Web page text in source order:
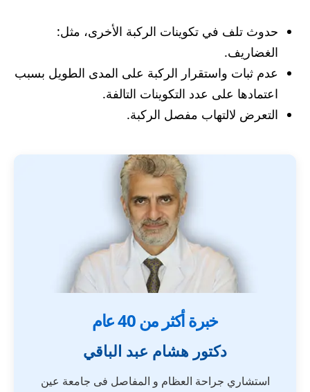
حدوث تلف في تكوينات الركبة الأخرى، مثل:
الغضاريف.
عدم ثبات واستقرار الركبة على المدى الطويل بسبب
اعتمادها على عدد التكوينات التالفة.
التعرض لالتهاب مفصل الركبة.
خبرة أكثر من 40 عام
دكتور هشام عبد الباقي
استشاري جراحة العظام و المفاصل فى جامعة عين